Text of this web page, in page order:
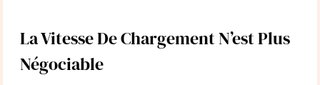
La Vitesse De Chargement N’est Plus
Négociable